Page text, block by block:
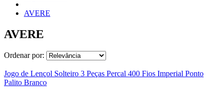
AVERE
AVERE
Ordenar por:
Jogo de Lençol Solteiro 3 Peças Percal 400 Fios Imperial Ponto
Palito Branco